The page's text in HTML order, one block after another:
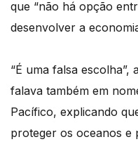
que “não há opção
desenvolver a
“É uma falsa
falava também em
Pacífico, explicando
proteger os oceanos e